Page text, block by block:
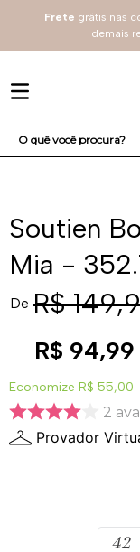
Frete grátis nas
demais
Soutien
Mia -
De R$ 149,
R$ 94,99
Economize R$ 55,00
2
Provador
42
renda
4º tecno